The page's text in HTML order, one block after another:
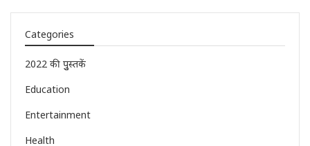
Categories
2022 की पुुस्तकें
Education
Entertainment
Health